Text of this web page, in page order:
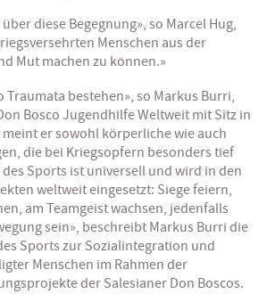
diese Begegnung», so Marcel Hug,
Menschen aus der
Mut machen zu können.»
bestehen», so Markus Burri,
Bosco Jugendhilfe Weltweit mit Sitz in
er sowohl körperliche wie auch
die bei Kriegsopfern besonders tief
des Sports ist universell und wird in den
weltweit eingesetzt: Siege feiern,
am Teamgeist wachsen, jedenfalls
sein», beschreibt Markus Burri die
Sports zur Sozialintegration und
Menschen im Rahmen der
der Salesianer Don Boscos.